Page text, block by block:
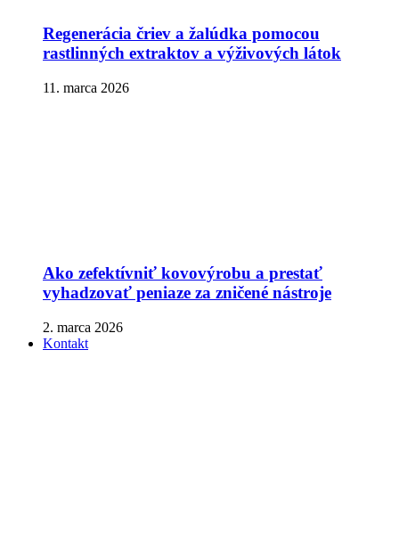
Regenerácia čriev a žalúdka pomocou
rastlinných extraktov a výživových látok
11. marca 2026
Ako zefektívniť kovovýrobu a prestať
vyhadzovať peniaze za zničené nástroje
2. marca 2026
Kontakt